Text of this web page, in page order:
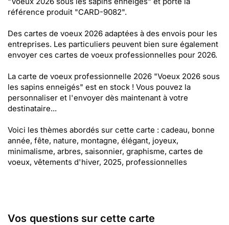
référence produit "CARD-9082".
Des cartes de voeux 2026 adaptées à des envois pour les
entreprises. Les particuliers peuvent bien sure également
envoyer ces cartes de voeux professionnelles pour 2026.
La carte de voeux professionnelle 2026 "Voeux 2026 sous
les sapins enneigés" est en stock ! Vous pouvez la
personnaliser et l'envoyer dès maintenant à votre
destinataire...
Voici les thèmes abordés sur cette carte : cadeau, bonne
année, fête, nature, montagne, élégant, joyeux,
minimalisme, arbres, saisonnier, graphisme, cartes de
voeux, vêtements d'hiver, 2025, professionnelles
Vos questions sur cette carte